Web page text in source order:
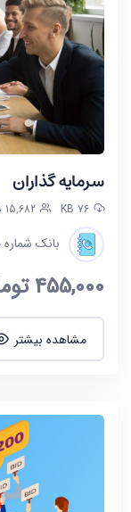
سرمایه گذاران
76 KB 15,682 شماره موبایل
بانک شماره
455,000
مشاهده بیشتر